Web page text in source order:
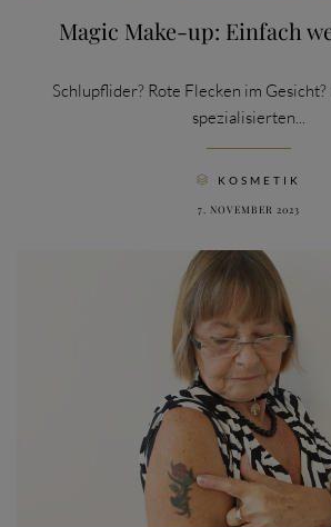
Magic Make-up: Einfach
Schlupflider? Rote Flecken im
spezialisierten...
 KOSMETIK
7. NOVEMBER 2023